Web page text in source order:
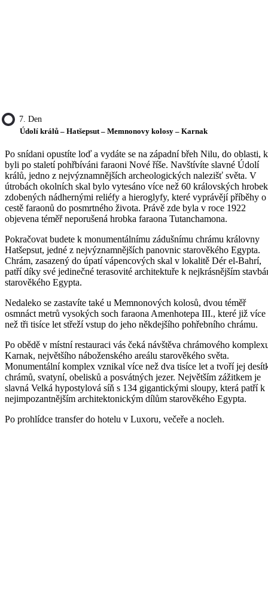
7. Den
Údolí králů – Hatšepsut – Memnonovy kolosy – Karnak
Po snídani opustíte loď a vydáte se na západní břeh Nilu, do oblasti,
byli po staletí pohřbíváni faraoni Nové říše. Navštívíte slavné Údolí
králů, jedno z nejvýznamnějších archeologických nalezišť světa. V
útrobách okolních skal bylo vytesáno více než 60 královských hrobek
zdobených nádhernými reliéfy a hieroglyfy, které vyprávějí příběhy o
cestě faraonů do posmrtného života. Právě zde byla v roce 1922
objevena téměř neporušená hrobka faraona Tutanchamona.
Pokračovat budete k monumentálnímu zádušnímu chrámu královny
Hatšepsut, jedné z nejvýznamnějších panovnic starověkého Egypta.
Chrám, zasazený do úpatí vápencových skal v lokalitě Dér el-Bahrí,
patří díky své jedinečné terasovité architektuře k nejkrásnějším
starověkého Egypta.
Nedaleko se zastavíte také u Memnonových kolosů, dvou téměř
osmnáct metrů vysokých soch faraona Amenhotepa III., které již více
než tři tisíce let střeží vstup do jeho někdejšího pohřebního chrámu.
Po obědě v místní restauraci vás čeká návštěva chrámového
Karnak, největšího náboženského areálu starověkého světa.
Monumentální komplex vznikal více než dva tisíce let a tvoří jej
chrámů, svatyní, obelisků a posvátných jezer. Největším zážitkem je
slavná Velká hypostylová síň s 134 gigantickými sloupy, která patří k
nejimpozantnějším architektonickým dílům starověkého Egypta.
Po prohlídce transfer do hotelu v Luxoru, večeře a nocleh.